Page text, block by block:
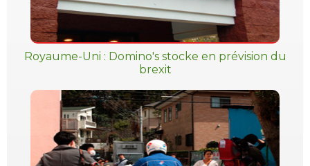
Royaume-Uni : Domino's stocke en prévision du
brexit